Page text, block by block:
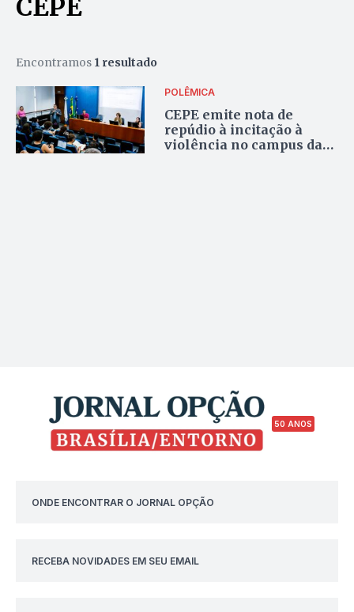
CEPE
Encontramos 1 resultado
POLÊMICA
CEPE emite nota de
repúdio à incitação à
violência no campus da
50 ANOS
ONDE ENCONTRAR O JORNAL OPÇÃO
RECEBA NOVIDADES EM SEU EMAIL